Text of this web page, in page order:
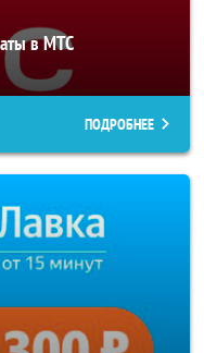
в МТС
ПОДРОБНЕЕ